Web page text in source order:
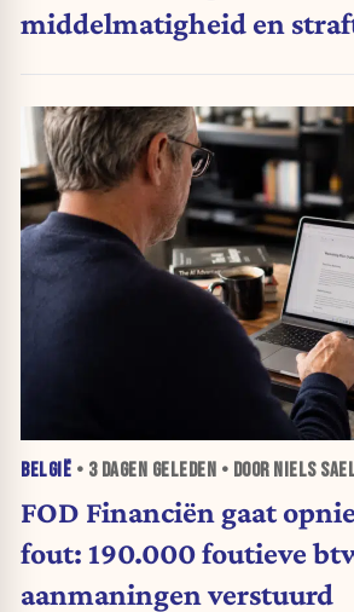
middelmatigheid en
BELGIË • 3 DAGEN GELEDEN • DOOR NIELS
FOD Financiën gaat
fout: 190.000 foutieve
aanmaningen verstuurd